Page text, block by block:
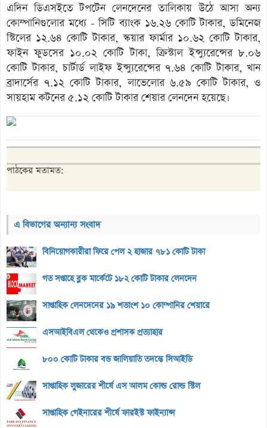
এদিন ডিএসইতে টপটেন লেনদেনের তালিকায় উঠে আসা অন্য
কোম্পানিগুলোর মধ্যে - সিটি ব্যাংক ১৬.২৬ কোটি টাকার, ডমিনেজ
স্টিলের ১২.৬৪ কোটি টাকার, স্কয়ার ফার্মার ১০.৬২ কোটি টাকার,
ফাইন ফুডসের ১০.০২ কোটি টাকা, ক্রিস্টাল ইন্স্যুরেন্সের ৮.০৬
কোটি টাকার, চার্টার্ড লাইফ ইন্স্যুরেন্সের ৭.৬৪ কোটি টাকার, খান
ব্রাদার্সের ৭.১২ কোটি টাকার, লাভেলোর ৬.৫৯ কোটি টাকার, ও
সায়হাম কটনের ৫.১২ কোটি টাকার শেয়ার লেনদেন হয়েছে।
পাঠকের মতামত:
এ বিভাগের অন্যান্য সংবাদ
বিনিয়োগকারীরা ফিরে পেল ২ হাজার ৭৮১ কোটি টাকা
গত সপ্তাহে ব্লক মার্কেটে ১৮২ কোটি টাকার লেনদেন
সাপ্তাহিক লেনদেনের ১৯ শতাংশ ১০ কোম্পানির শেয়ারে
এসআইবিএল থেকেও প্রশাসক প্রত্যাহার
৮০০ কোটি টাকার বন্ড জালিয়াতি তদন্তে সিআইডি
সাপ্তাহিক লুজারের শীর্ষে এস আলম কোল্ড রোল্ড স্টিল
সাপ্তাহিক গেইনারের শীর্ষে ফারইস্ট ফাইন্যান্স